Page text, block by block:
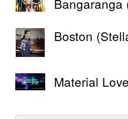
Boston
Material